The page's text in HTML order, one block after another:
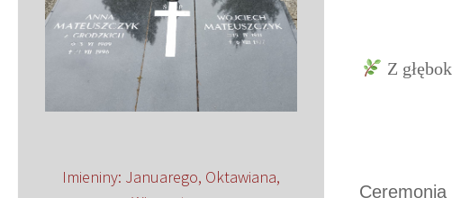
Z
Imieniny: Januarego, Oktawiana,